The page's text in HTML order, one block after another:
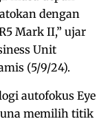
dengan
Mark II,” ujar
Unit
(5/9/24).
autofokus Eye
memilih titik